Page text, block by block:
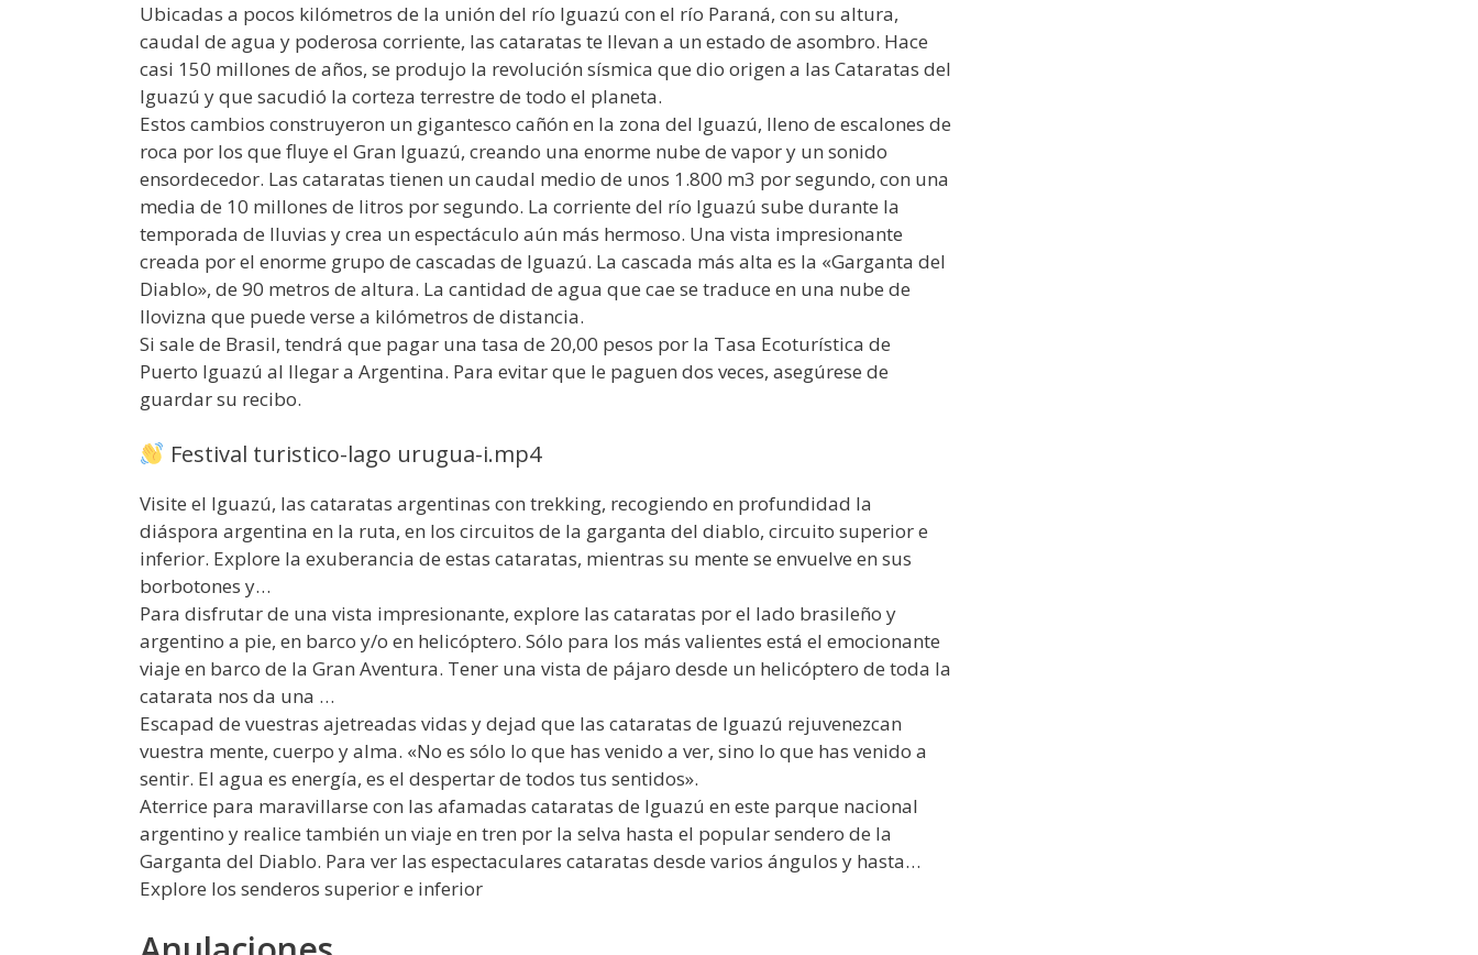
Ubicadas a pocos kilómetros de la unión del río Iguazú con el río Paraná, con su altura,
caudal de agua y poderosa corriente, las cataratas te llevan a un estado de asombro. Hace
casi 150 millones de años, se produjo la revolución sísmica que dio origen a las Cataratas del
Iguazú y que sacudió la corteza terrestre de todo el planeta.
Estos cambios construyeron un gigantesco cañón en la zona del Iguazú, lleno de escalones de
roca por los que fluye el Gran Iguazú, creando una enorme nube de vapor y un sonido
ensordecedor. Las cataratas tienen un caudal medio de unos 1.800 m3 por segundo, con una
media de 10 millones de litros por segundo. La corriente del río Iguazú sube durante la
temporada de lluvias y crea un espectáculo aún más hermoso. Una vista impresionante
creada por el enorme grupo de cascadas de Iguazú. La cascada más alta es la «Garganta del
Diablo», de 90 metros de altura. La cantidad de agua que cae se traduce en una nube de
llovizna que puede verse a kilómetros de distancia.
Si sale de Brasil, tendrá que pagar una tasa de 20,00 pesos por la Tasa Ecoturística de
Puerto Iguazú al llegar a Argentina. Para evitar que le paguen dos veces, asegúrese de
guardar su recibo.
Festival turistico-lago urugua-i.mp4
Visite el Iguazú, las cataratas argentinas con trekking, recogiendo en profundidad la
diáspora argentina en la ruta, en los circuitos de la garganta del diablo, circuito superior e
inferior. Explore la exuberancia de estas cataratas, mientras su mente se envuelve en sus
borbotones y…
Para disfrutar de una vista impresionante, explore las cataratas por el lado brasileño y
argentino a pie, en barco y/o en helicóptero. Sólo para los más valientes está el emocionante
viaje en barco de la Gran Aventura. Tener una vista de pájaro desde un helicóptero de toda la
catarata nos da una …
Escapad de vuestras ajetreadas vidas y dejad que las cataratas de Iguazú rejuvenezcan
vuestra mente, cuerpo y alma. «No es sólo lo que has venido a ver, sino lo que has venido a
sentir. El agua es energía, es el despertar de todos tus sentidos».
Aterrice para maravillarse con las afamadas cataratas de Iguazú en este parque nacional
argentino y realice también un viaje en tren por la selva hasta el popular sendero de la
Garganta del Diablo. Para ver las espectaculares cataratas desde varios ángulos y hasta…
Explore los senderos superior e inferior